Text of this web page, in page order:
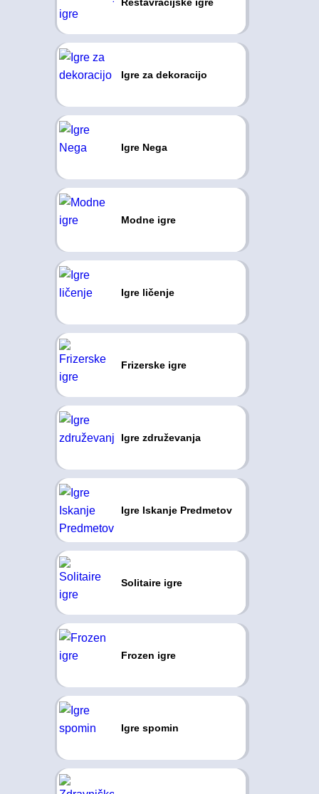
Igre za dekoracijo
Igre Nega
Modne igre
Igre ličenje
Frizerske igre
Igre združevanja
Igre Iskanje Predmetov
Solitaire igre
Frozen igre
Igre spomin